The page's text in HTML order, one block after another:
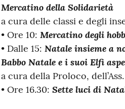
Mercatino della Solidarietà
a cura delle classi e degli
• Ore 10: Mercatino degli
• Dalle 15: Natale insieme a
Babbo Natale e i suoi Elfi
a cura della Proloco,
• Ore 16.30: Sette luci di